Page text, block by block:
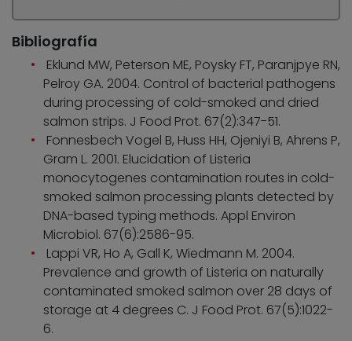
Bibliografía
Eklund MW, Peterson ME, Poysky FT, Paranjpye RN,
Pelroy GA. 2004. Control of bacterial pathogens
during processing of cold-smoked and dried
salmon strips. J Food Prot. 67(2):347-51.
Fonnesbech Vogel B, Huss HH, Ojeniyi B, Ahrens P,
Gram L. 2001. Elucidation of Listeria
monocytogenes contamination routes in cold-
smoked salmon processing plants detected by
DNA-based typing methods. Appl Environ
Microbiol. 67(6):2586-95.
Lappi VR, Ho A, Gall K, Wiedmann M. 2004.
Prevalence and growth of Listeria on naturally
contaminated smoked salmon over 28 days of
storage at 4 degrees C. J Food Prot. 67(5):1022-
6.